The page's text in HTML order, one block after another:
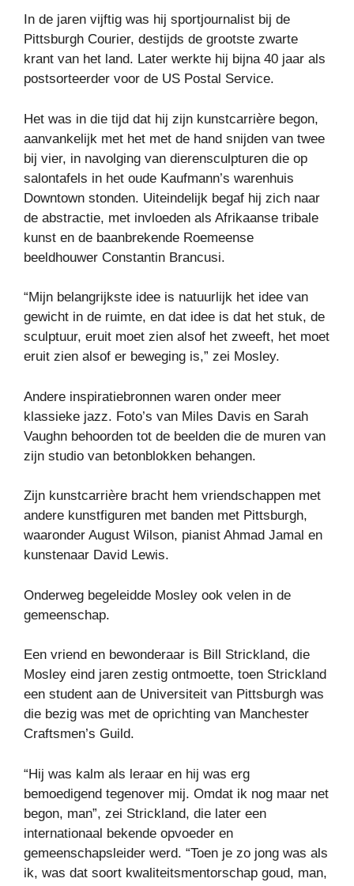
In de jaren vijftig was hij sportjournalist bij de
Pittsburgh Courier, destijds de grootste zwarte
krant van het land. Later werkte hij bijna 40 jaar als
postsorteerder voor de US Postal Service.
Het was in die tijd dat hij zijn kunstcarrière begon,
aanvankelijk met het met de hand snijden van twee
bij vier, in navolging van dierensculpturen die op
salontafels in het oude Kaufmann’s warenhuis
Downtown stonden. Uiteindelijk begaf hij zich naar
de abstractie, met invloeden als Afrikaanse tribale
kunst en de baanbrekende Roemeense
beeldhouwer Constantin Brancusi.
“Mijn belangrijkste idee is natuurlijk het idee van
gewicht in de ruimte, en dat idee is dat het stuk, de
sculptuur, eruit moet zien alsof het zweeft, het moet
eruit zien alsof er beweging is,” zei Mosley.
Andere inspiratiebronnen waren onder meer
klassieke jazz. Foto’s van Miles Davis en Sarah
Vaughn behoorden tot de beelden die de muren van
zijn studio van betonblokken behangen.
Zijn kunstcarrière bracht hem vriendschappen met
andere kunstfiguren met banden met Pittsburgh,
waaronder August Wilson, pianist Ahmad Jamal en
kunstenaar David Lewis.
Onderweg begeleidde Mosley ook velen in de
gemeenschap.
Een vriend en bewonderaar is Bill Strickland, die
Mosley eind jaren zestig ontmoette, toen Strickland
een student aan de Universiteit van Pittsburgh was
die bezig was met de oprichting van Manchester
Craftsmen’s Guild.
“Hij was kalm als leraar en hij was erg
bemoedigend tegenover mij. Omdat ik nog maar net
begon, man”, zei Strickland, die later een
internationaal bekende opvoeder en
gemeenschapsleider werd. “Toen je zo jong was als
ik, was dat soort kwaliteitsmentorschap goud, man,